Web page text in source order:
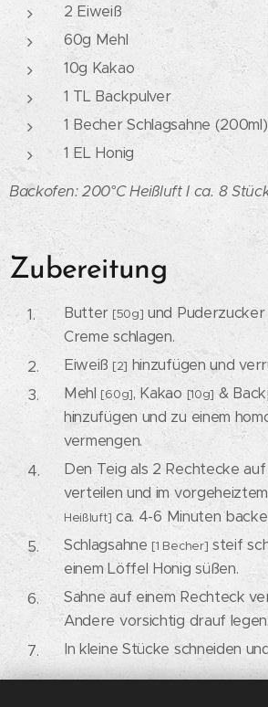
2 Eiweiß
60g Mehl
10g Kakao
1 TL Backpulver
1 Becher Schlagsahne (200ml)
1 EL Honig
Backofen: 200°C Heißluft I ca. 8
Zubereitung
Butter [50g] und
Creme schlagen.
Eiweiß [2]hinzufügen und
Mehl [60g], Kakao [10g] &
hinzufügen und zu einem
vermengen.
Den Teig als 2 Rechtecke
verteilen und im
Heißluft] ca. 4-6 Minuten
Schlagsahne[1 Becher] steif
einem Löffel Honig süßen.
Sahne auf einem Rechteck
Andere vorsichtig drauf legen.
In kleine Stücke schneiden